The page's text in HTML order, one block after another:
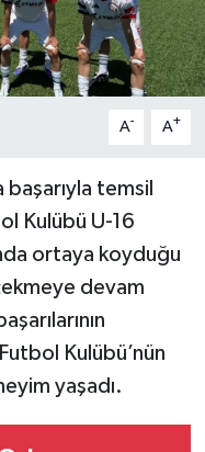
A- A+
başarıyla temsil
Kulübü U-16
ortaya koyduğu
devam
Kulübü’nün
yaşadı.